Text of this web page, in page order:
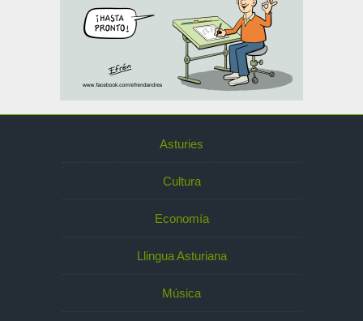
Asturies
Cultura
Economía
Llingua Asturiana
Música